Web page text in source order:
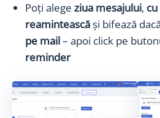
Poți alege ziua mesajului,
reaminteascăși bifează
pe mail– apoi click pe
reminder